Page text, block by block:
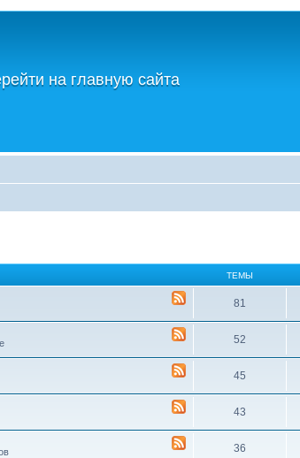
на главную сайта
ТЕМЫ
81
52
45
43
36